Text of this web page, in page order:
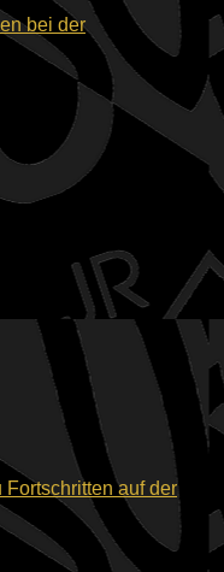
bei der
auf der